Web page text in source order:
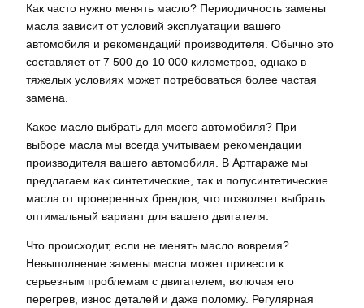
Как часто нужно менять масло? Периодичность замены
масла зависит от условий эксплуатации вашего
автомобиля и рекомендаций производителя. Обычно это
составляет от 7 500 до 10 000 километров, однако в
тяжелых условиях может потребоваться более частая
замена.
Какое масло выбрать для моего автомобиля? При
выборе масла мы всегда учитываем рекомендации
производителя вашего автомобиля. В Артгараже мы
предлагаем как синтетические, так и полусинтетические
масла от проверенных брендов, что позволяет выбрать
оптимальный вариант для вашего двигателя.
Что происходит, если не менять масло вовремя?
Невыполнение замены масла может привести к
серьезным проблемам с двигателем, включая его
перегрев, износ деталей и даже поломку. Регулярная